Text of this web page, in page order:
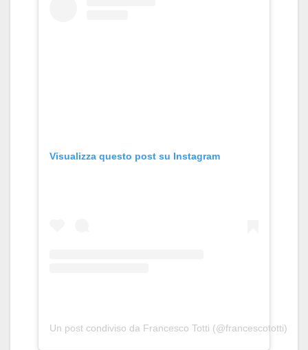
Visualizza questo post su Instagram
Un post condiviso da Francesco Totti (@francescototti)